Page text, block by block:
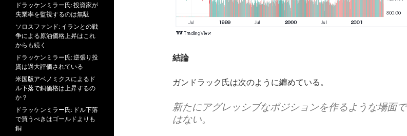
結論
ガンドラック氏は次のように纏めている。
新たにアグレッシブなポジションを作るような場面で
はない。
ドラッケンミラー氏: 投資家が
失業率を監視するのは無駄
ソロスファンド: イランとの戦
争による原油価格上昇はこれ
からも続く
ドラッケンミラー氏: 逆張り投
資は過大評価されている
米国版アベノミクスによるド
ル下落で銅価格は上昇するの
か？
ドラッケンミラー氏: ドル下落
で買うべきはゴールドよりも
銅